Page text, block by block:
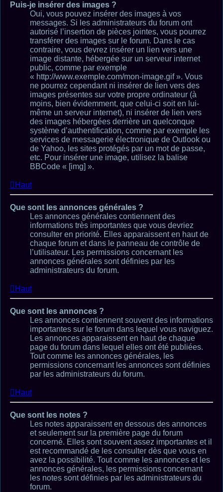
Puis-je insérer des images ?
Oui, vous pouvez insérer des images à vos
messages. Si les administrateurs du forum ont
autorisé l’insertion de pièces jointes, vous pourrez
transférer des images sur le forum. Dans le cas
contraire, vous devrez insérer un lien vers une
image distante, hébergée sur un serveur internet
public, comme par exemple
« http://www.exemple.com/mon-image.gif ». Vous
ne pourrez cependant ni insérer de lien vers des
images présentes sur votre propre ordinateur (à
moins, bien évidemment, que celui-ci soit en lui-
même un serveur internet), ni insérer de lien vers
des images hébergées derrière un quelconque
système d’authentification, comme par exemple les
services de messagerie électronique de Outlook ou
de Yahoo, les sites protégés par un mot de passe,
etc. Pour insérer une image, utilisez la balise
BBCode « [img] ».
Haut
Que sont les annonces générales ?
Les annonces générales contiennent des
informations très importantes que vous devriez
consulter en priorité. Elles apparaissent en haut de
chaque forum et dans le panneau de contrôle de
l’utilisateur. Les permissions concernant les
annonces générales sont définies par les
administrateurs du forum.
Haut
Que sont les annonces ?
Les annonces contiennent souvent des informations
importantes sur le forum dans lequel vous naviguez.
Les annonces apparaissent en haut de chaque
page du forum dans lequel elles ont été publiées.
Tout comme les annonces générales, les
permissions concernant les annonces sont définies
par les administrateurs du forum.
Haut
Que sont les notes ?
Les notes apparaissent en dessous des annonces
et seulement sur la première page du forum
concerné. Elles sont souvent assez importantes et il
est recommandé de les consulter dès que vous en
avez la possibilité. Tout comme les annonces et les
annonces générales, les permissions concernant
les notes sont définies par les administrateurs du
forum.